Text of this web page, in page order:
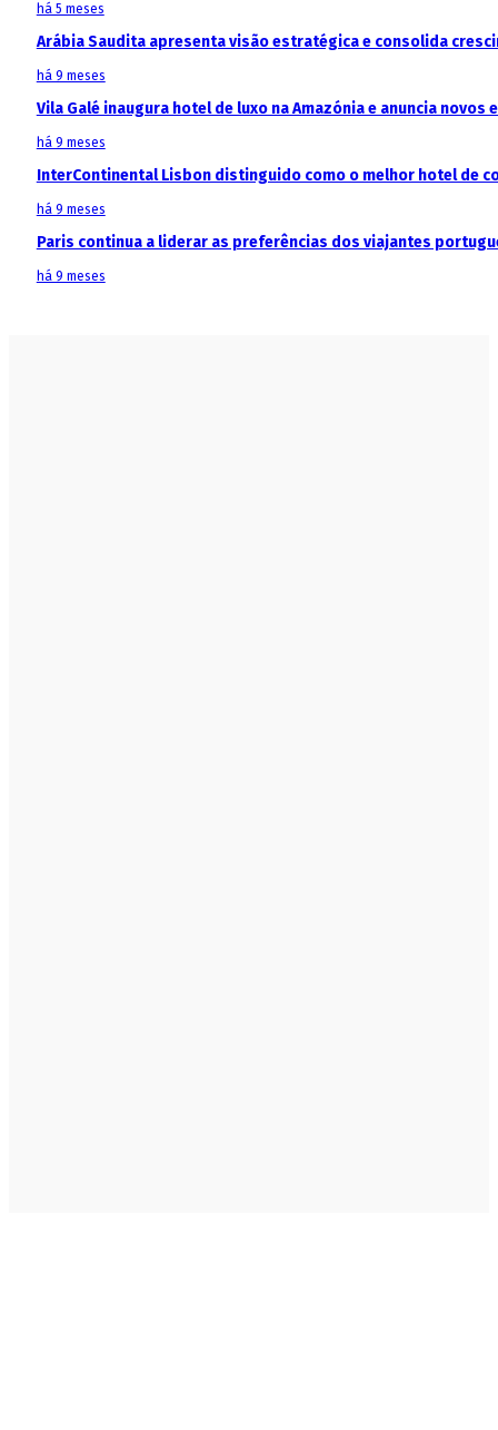
há 5 meses
Arábia Saudita apresenta visão estratégica e consolida
há 9 meses
Vila Galé inaugura hotel de luxo na Amazónia e anuncia
há 9 meses
InterContinental Lisbon distinguido como o melhor hotel de
há 9 meses
Paris continua a liderar as preferências dos viajantes
há 9 meses